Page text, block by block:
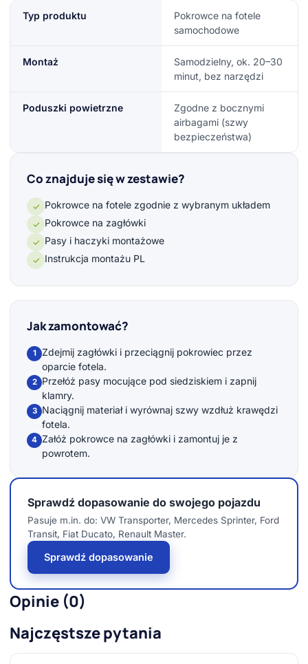
Typ produktu
Pokrowce na fotele
samochodowe
Montaż
Samodzielny, ok. 20–30
minut, bez narzędzi
Poduszki powietrzne
Zgodne z bocznymi
airbagami (szwy
bezpieczeństwa)
Co znajduje się w zestawie?
✓ Pokrowce na fotele zgodnie z wybranym układem
✓ Pokrowce na zagłówki
✓ Pasy i haczyki montażowe
✓ Instrukcja montażu PL
Jak zamontować?
1
Zdejmij zagłówki i przeciągnij pokrowiec przez
oparcie fotela.
2
Przełóż pasy mocujące pod siedziskiem i zapnij
klamry.
3
Naciągnij materiał i wyrównaj szwy wzdłuż krawędzi
fotela.
4 Załóż pokrowce na zagłówki i zamontuj je z
powrotem.
Sprawdź dopasowanie do swojego pojazdu
Pasuje m.in. do: VW Transporter, Mercedes Sprinter, Ford
Transit, Fiat Ducato, Renault Master.
Sprawdź dopasowanie
Opinie (0)
Najczęstsze pytania